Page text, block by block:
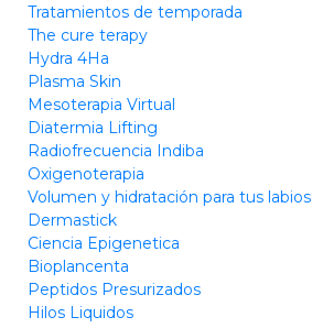
Tratamientos de temporada
The cure terapy
Hydra 4Ha
Plasma Skin
Mesoterapia Virtual
Diatermia Lifting
Radiofrecuencia Indiba
Oxigenoterapia
Volumen y hidratación para tus labios
Dermastick
Ciencia Epigenetica
Bioplancenta
Peptidos Presurizados
Hilos Liquidos